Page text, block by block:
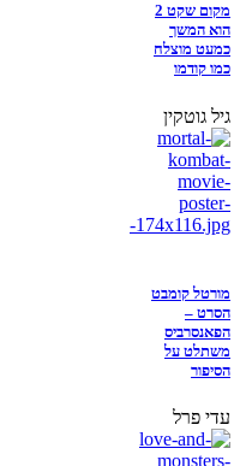
מקום שקט 2
הוא המשך
כמעט מוצלח
כמו קודמו
גיל גוטקין
מורטל קומבט
הסרט –
הפאנסרביס
משתלט על
הסיפור
עדי פרל